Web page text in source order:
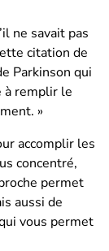
ne savait pas
citation de
Parkinson qui
à remplir le
»
accomplir les
concentré,
permet
aussi de
vous permet